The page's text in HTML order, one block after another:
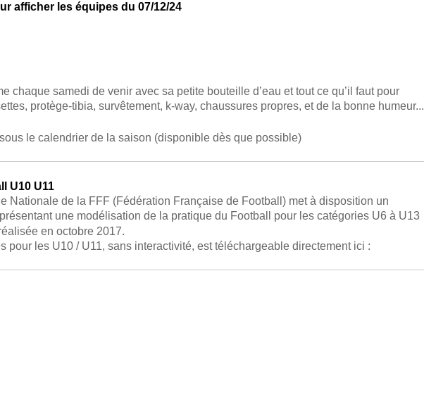
afficher les équipes du 07/12/24
chaque samedi de venir avec sa petite bouteille d’eau et tout ce qu’il faut pour
protège-tibia, survêtement, k-way, chaussures propres, et de la bonne humeur...
le calendrier de la saison (disponible dès que possible)
U10 U11
Nationale de la FFF (Fédération Française de Football) met à disposition un
présentant une modélisation de la pratique du Football pour les catégories U6 à U13
en octobre 2017.
pour les U10 / U11, sans interactivité, est téléchargeable directement ici :